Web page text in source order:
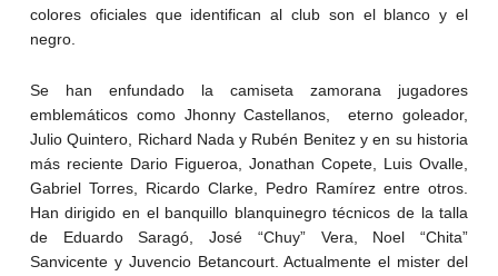
colores oficiales que identifican al club son el blanco y el
negro.
Se han enfundado la camiseta zamorana jugadores
emblemáticos como Jhonny Castellanos, eterno goleador,
Julio Quintero, Richard Nada y Rubén Benitez y en su historia
más reciente Dario Figueroa, Jonathan Copete, Luis Ovalle,
Gabriel Torres, Ricardo Clarke, Pedro Ramírez entre otros.
Han dirigido en el banquillo blanquinegro técnicos de la talla
de Eduardo Saragó, José “Chuy” Vera, Noel “Chita”
Sanvicente y Juvencio Betancourt. Actualmente el mister del